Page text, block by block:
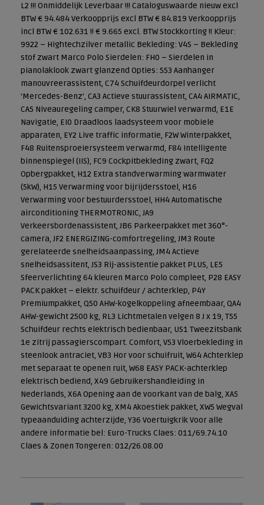
L2 !!! Onmiddelijk Leverbaar !!! Cataloguswaarde nieuw excl
BTW € 94.484 Verkoopprijs excl BTW € 84.819 Verkoopprijs
incl BTW € 102.631 !! € 9.665 excl. BTW Stockkorting !! Kleur:
9922 – Hightechzilver metallic Bekleding: V4S – Bekleding
stof zwart Marco Polo Sierdelen: FH0 – Sierdelen in
pianolaklook zwart glanzend Opties: 553 Aanhanger
manouvreerassistent, C74 Schuifdeurdorpel verlicht
‘Mercedes-Benz’, CA3 Actieve stuurassistent, CA4 AIRMATIC,
CA5 Niveauregeling camper, CK8 Stuurwiel verwarmd, E1E
Navigatie, EI0 Draadloos laadsysteem voor mobiele
apparaten, EY2 Live traffic informatie, F2W Winterpakket,
F48 Ruitensproeiersysteem verwarmd, F84 Intelligente
binnenspiegel (IIS), FC9 Cockpitbekleding zwart, FQ2
Opbergpakket, H12 Extra standverwarming warmwater
(5kW), H15 Verwarming voor bijrijdersstoel, H16
Verwarming voor bestuurdersstoel, HH4 Automatische
airconditioning THERMOTRONIC, JA9
Verkeersbordenassistent, JB6 Parkeerpakket met 360°-
camera, JF2 ENERGIZING-comfortregeling, JM3 Route
gerelateerde snelheidsaanpassing, JM4 Actieve
snelheidsassitent, JS3 Rij-assistentie pakket PLUS, LE5
Sfeerverlichting 64 kleuren Marco Polo compleet, P28 EASY
PACK pakket – elektr. schuifdeur / achterklep, P4Y
Premiumpakket, Q50 AHW-kogelkoppeling afneembaar, QA4
AHW-gewicht 2500 kg, RL3 Lichtmetalen velgen 8 J x 19, T55
Schuifdeur rechts elektrisch bedienbaar, US1 Tweezitsbank
1e zitrij passagierscompart. Comfort, V53 Vloerbekleding in
steenlook antraciet, VB3 Hor voor schuifruit, W64 Achterklep
met separaat te openen ruit, W68 EASY PACK-achterklep
elektrisch bediend, X49 Gebruikershandleiding in
Nederlands, X6A Opening aan de voorkant van de balg, XA5
Gewichtsvariant 3200 kg, XM4 Akoestiek pakket, XW5 Wegval
typeaanduiding achterzijde, Y36 Voertuigkrik Voor alle
andere informatie bel: Euro-Trucks Claes: 011/69.74.10
Claes & Zonen Tongeren: 012/26.08.00